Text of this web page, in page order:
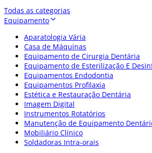
Todas as categorias
Equipamento
Aparatologia Vária
Casa de Máquinas
Equipamento de Cirurgia Dentária
Equipamento de Esterilização E
Equipamentos Endodontia
Equipamentos Profilaxia
Estética e Restauração Dentária
Imagem Digital
Instrumentos Rotatórios
Manutenção de Equipamento
Mobiliário Clínico
Soldadoras Intra-orais